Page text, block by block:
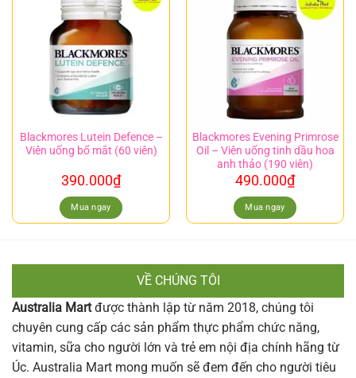
Blackmores Lutein Defence –
Viên uống bổ mắt (60 viên)
390.000₫
Mua ngay
Blackmores Evening Primrose
Oil – Viên uống tinh dầu hoa
anh thảo (190 viên)
490.000₫
Mua ngay
VỀ CHÚNG TÔI
Australia Martđược thành lập từ năm 2018, chúng tôi
chuyên cung cấp các sản phẩm thực phẩm chức năng,
vitamin, sữa cho người lớn và trẻ em nội địa chính hãng từ
Úc. Australia Mart mong muốn sẽ đem đến cho người tiêu